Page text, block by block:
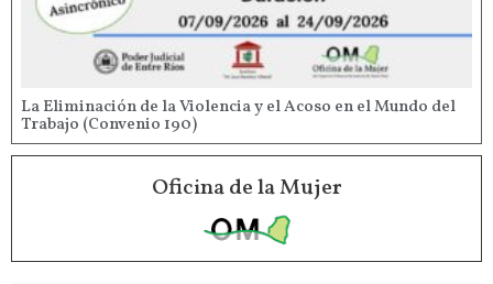
La Eliminación de la Violencia y el Acoso en el Mundo del
Trabajo (Convenio 190)
Oficina de la Mujer